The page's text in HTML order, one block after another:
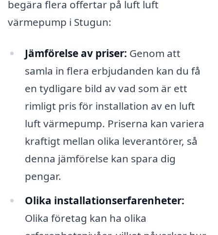
begära flera offertar på luft luft
värmepump i Stugun:
Jämförelse av priser: Genom att
samla in flera erbjudanden kan du få
en tydligare bild av vad som är ett
rimligt pris för installation av en luft
luft värmepump. Priserna kan variera
kraftigt mellan olika leverantörer, så
denna jämförelse kan spara dig
pengar.
Olika installationserfarenheter:
Olika företag kan ha olika